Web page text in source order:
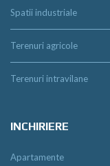
Spatii industriale
Terenuri agricole
Terenuri intravilane
INCHIRIERE
Apartamente